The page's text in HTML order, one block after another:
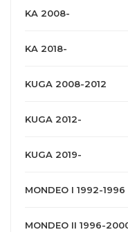
KA 2008-
KA 2018-
KUGA 2008-2012
KUGA 2012-
KUGA 2019-
MONDEO I 1992-1996
MONDEO II 1996-